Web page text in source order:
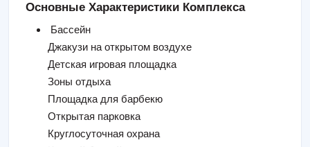
Основные Характеристики Комплекса
Бассейн
Джакузи на открытом воздухе
Детская игровая площадка
Зоны отдыха
Площадка для барбекю
Открытая парковка
Круглосуточная охрана